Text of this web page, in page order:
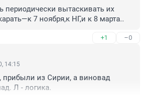
периодически вытаскивать их
7 ноября,к НГ,и к 8 марта..
+1 –0
14:15
из Сирии, а виновад
Л - логика.